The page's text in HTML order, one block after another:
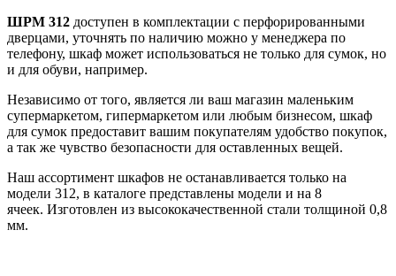
ШРМ 312 доступен в комплектации с перфорированными
дверцами, уточнять по наличию можно у менеджера по
телефону, шкаф может использоваться не только для сумок, но
и для обуви, например.
Независимо от того, является ли ваш магазин маленьким
супермаркетом, гипермаркетом или любым бизнесом, шкаф
для сумок предоставит вашим покупателям удобство покупок,
а так же чувство безопасности для оставленных вещей.
Наш ассортимент шкафов не останавливается только на
модели 312, в каталоге представлены модели и на 8
ячеек. Изготовлен из высококачественной стали толщиной 0,8
мм.